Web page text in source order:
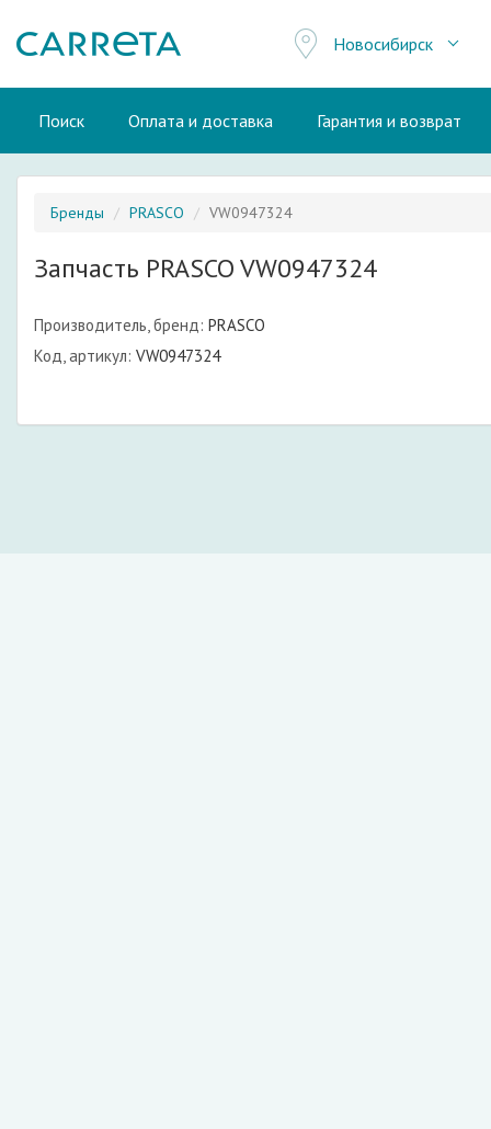
Новосибирск
Поиск Оплата и доставка Гарантия и возврат
Бренды PRASCO VW0947324
Запчасть PRASCO VW0947324
Производитель, бренд: PRASCO
Код, артикул: VW0947324